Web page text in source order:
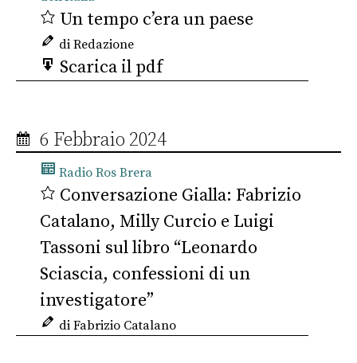
Un tempo c’era un paese
di Redazione
Scarica il pdf
6 Febbraio 2024
Radio Ros Brera
Conversazione Gialla: Fabrizio
Catalano, Milly Curcio e Luigi
Tassoni sul libro “Leonardo
Sciascia, confessioni di un
investigatore”
di Fabrizio Catalano